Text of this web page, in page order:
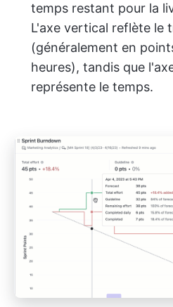
temps restant pour la
L'axe vertical reflète le
(généralement en
heures), tandis que
représente le temps.